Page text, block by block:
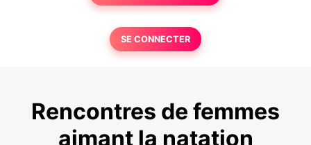
SE CONNECTER
Rencontres de femmes
aimant la natation